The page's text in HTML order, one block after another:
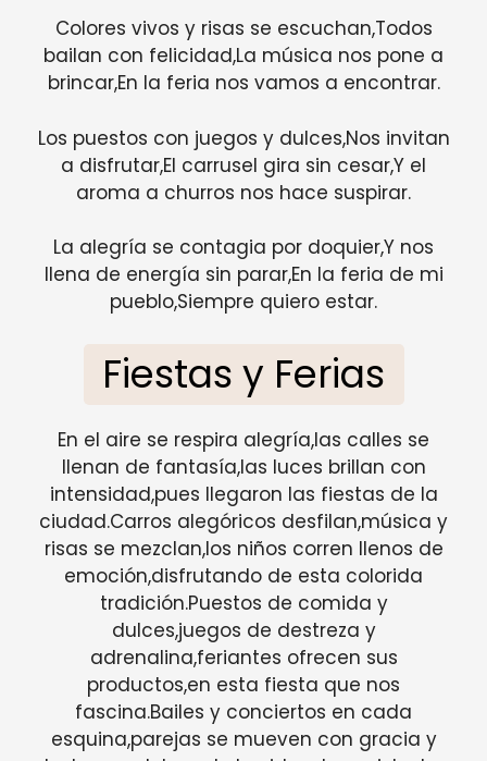
Colores vivos y risas se escuchan,Todos
bailan con felicidad,La música nos pone a
brincar,En la feria nos vamos a encontrar.
Los puestos con juegos y dulces,Nos invitan
a disfrutar,El carrusel gira sin cesar,Y el
aroma a churros nos hace suspirar.
La alegría se contagia por doquier,Y nos
llena de energía sin parar,En la feria de mi
pueblo,Siempre quiero estar.
Fiestas y Ferias
En el aire se respira alegría,las calles se
llenan de fantasía,las luces brillan con
intensidad,pues llegaron las fiestas de la
ciudad.Carros alegóricos desfilan,música y
risas se mezclan,los niños corren llenos de
emoción,disfrutando de esta colorida
tradición.Puestos de comida y
dulces,juegos de destreza y
adrenalina,feriantes ofrecen sus
productos,en esta fiesta que nos
fascina.Bailes y conciertos en cada
esquina,parejas se mueven con gracia y